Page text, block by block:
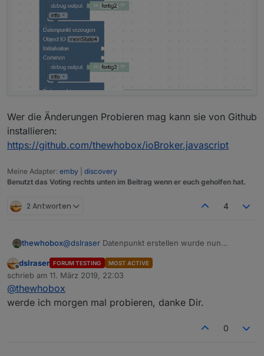
Wer die Änderungen Probieren mag kann sie von Github
installieren:
https://github.com/thewhobox/ioBroker.javascript
Meine Adapter: emby
discovery
Benutzt das Voting rechts unten im Beitrag wenn er euch geholfen hat.
2 Antworten 4
thewhobox@dslraser Datenpunkt erstellen wurde nun
Wer die Änderungen Probieren mag kann sie von
Github installieren:
https://github.com/thewhobox/ioBroker.javascript
Offline
dslraser FORUM TESTING MOST ACTIVE
schrieb am 11. März 2019, 22:03
zuletzt editiert von
@thewhobox
werde ich morgen mal probieren, danke Dir.
0